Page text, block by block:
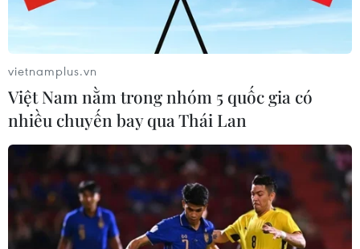
vietnamplus.vn
Việt Nam nằm trong nhóm 5 quốc gia có
nhiều chuyến bay qua Thái Lan